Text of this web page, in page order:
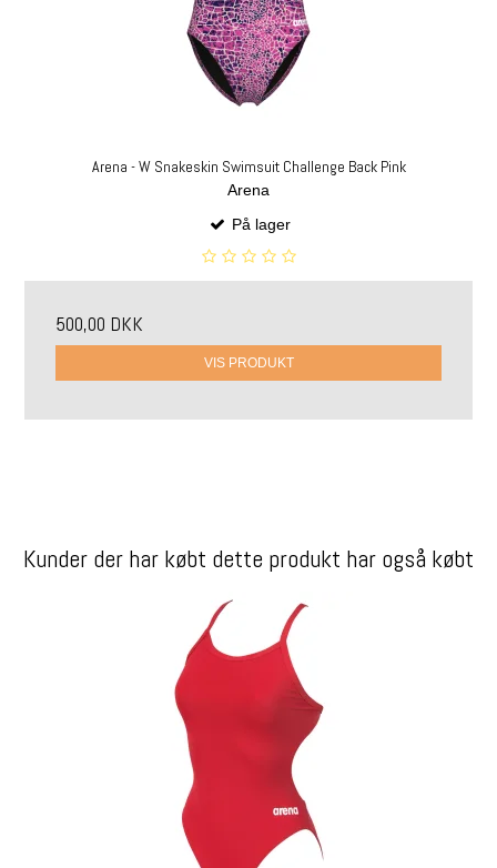
Arena - W Snakeskin Swimsuit Challenge Back Pink
Arena
På lager
500,00 DKK
VIS PRODUKT
Kunder der har købt dette produkt har også købt